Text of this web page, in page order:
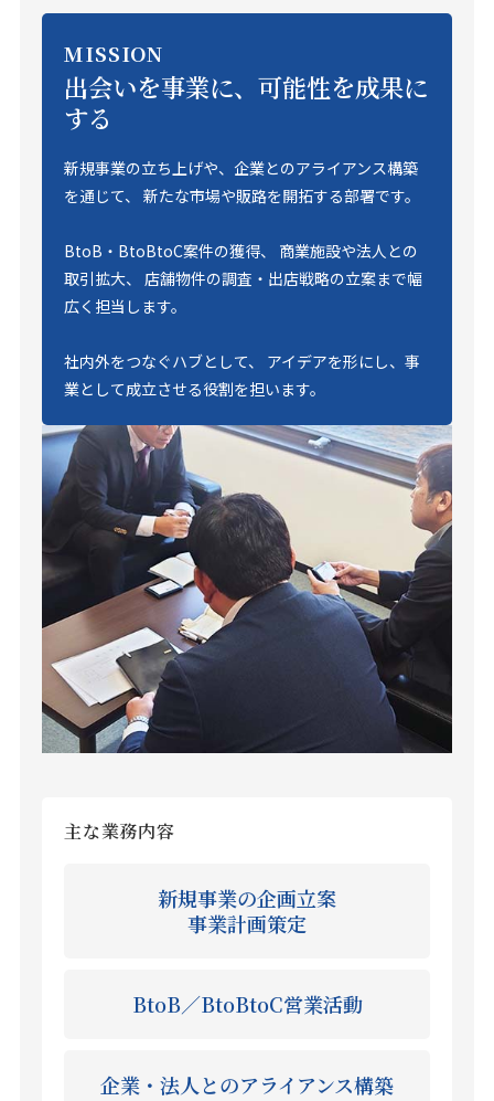
MISSION
出会いを事業に、可能性を成果に
する
新規事業の立ち上げや、企業とのアライアンス構築
を通じて、 新たな市場や販路を開拓する部署です。
BtoB・BtoBtoC案件の獲得、 商業施設や法人との
取引拡大、 店舗物件の調査・出店戦略の立案まで幅
広く担当します。
社内外をつなぐハブとして、 アイデアを形にし、事
業として成立させる役割を担います。
主な業務内容
新規事業の企画立案
事業計画策定
BtoB／BtoBtoC営業活動
企業・法人とのアライアンス構築